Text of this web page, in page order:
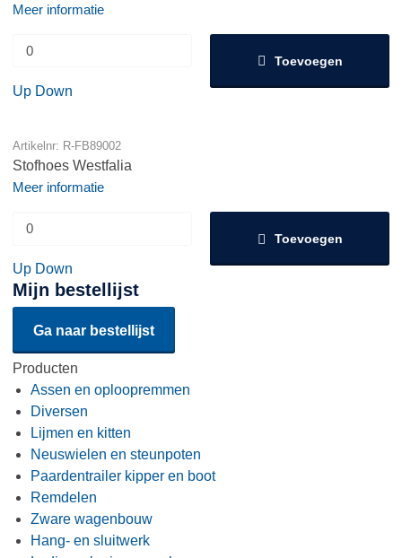
Meer informatie
Up Down
Toevoegen
Artikelnr: R-FB89002
Stofhoes Westfalia
Meer informatie
Up Down
Toevoegen
Mijn bestellijst
Ga naar bestellijst
Producten
Assen en oploopremmen
Diversen
Lijmen en kitten
Neuswielen en steunpoten
Paardentrailer kipper en boot
Remdelen
Zware wagenbouw
Hang- en sluitwerk